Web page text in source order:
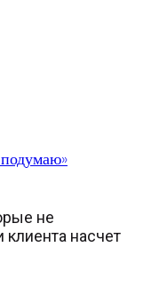
не
насчет